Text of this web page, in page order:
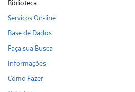
Biblioteca
Serviços On-line
Base de Dados
Faça sua Busca
Informações
Como Fazer